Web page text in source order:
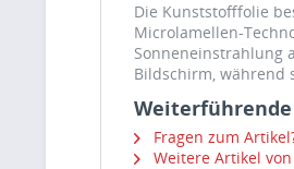
Die Kunststofffolie
Microlamellen-
Sonneneinstrahlung
Bildschirm, während
Weiterführende
Fragen zum
Weitere Artikel